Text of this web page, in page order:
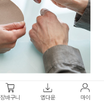
장바구니 앱다운 마이